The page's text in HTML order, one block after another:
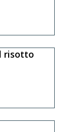
risotto